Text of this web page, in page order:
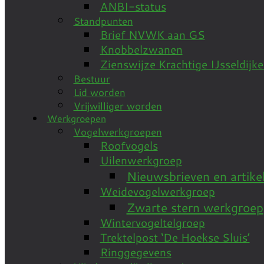
ANBI-status
Standpunten
Brief NVWK aan GS
Knobbelzwanen
Zienswijze Krachtige
Bestuur
Lid worden
Vrijwilliger worden
Werkgroepen
Vogelwerkgroepen
Roofvogels
Uilenwerkgroep
Nieuwsbrieven en
Weidevogelwerkgroep
Zwarte stern werkgroep
Wintervogeltelgroep
Trektelpost ‘De Hoekse Sluis’
Ringgegevens